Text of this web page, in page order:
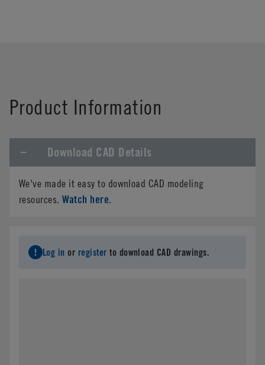
Product Information
Download CAD Details
We've made it easy to download CAD modeling
resources.Watch here.
Log in or register to download CAD drawings.